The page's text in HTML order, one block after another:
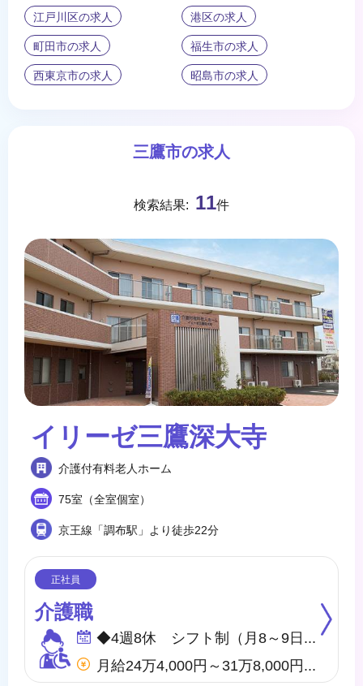
江戸川区の求人 港区の求人
町田市の求人 福生市の求人
西東京市の求人 昭島市の求人
三鷹市の求人
検索結果: 11 件
イリーゼ三鷹深大寺
介護付有料老人ホーム
75室（全室個室）
京王線「調布駅」より徒歩22分
介護職